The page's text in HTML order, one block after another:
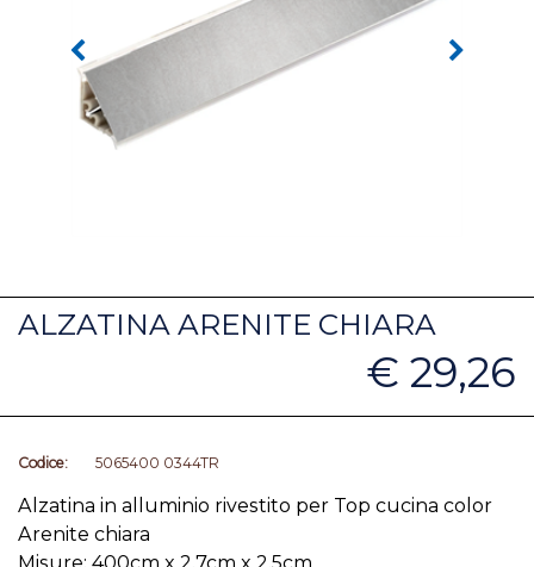
ALZATINA ARENITE CHIARA
€ 29,26
Codice: 5065400 0344TR
Alzatina in alluminio rivestito per Top cucina color
Arenite chiara